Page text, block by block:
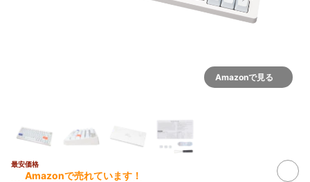
Amazonで見る
最安価格
Amazonで売れています！